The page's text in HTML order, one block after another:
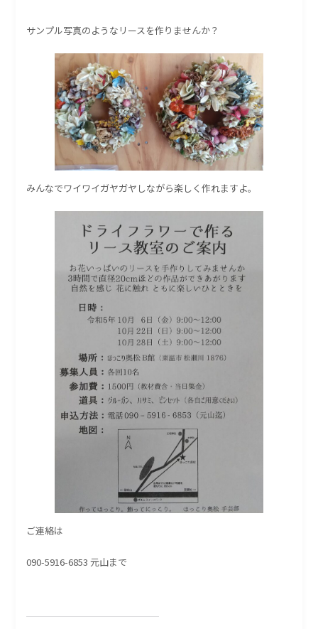
サンプル写真のようなリースを作りませんか？
みんなでワイワイガヤガヤしながら楽しく作れますよ。
ご連絡は
090-5916-6853 元山まで